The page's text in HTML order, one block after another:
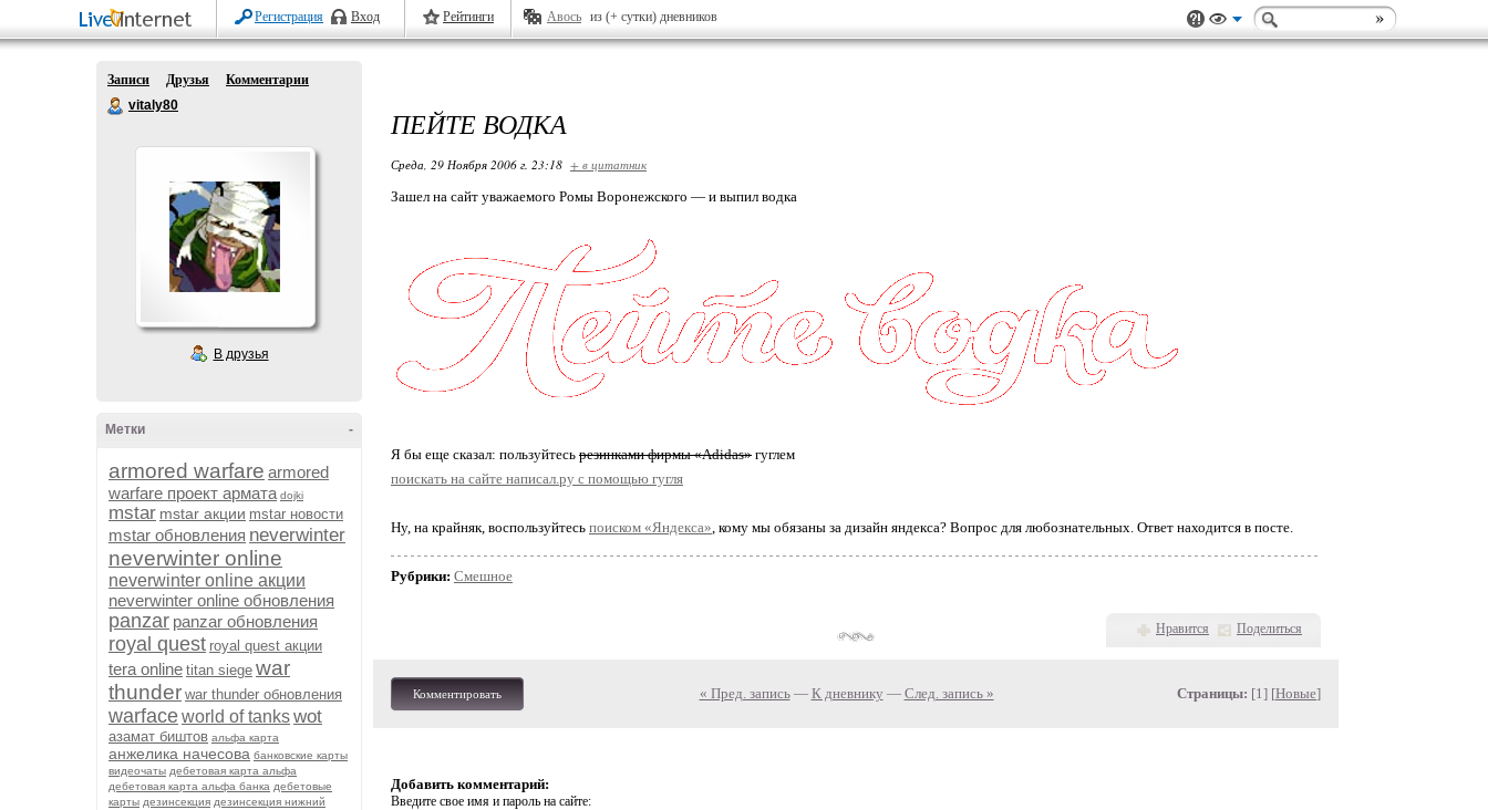
Регистрация Вход Рейтинги Авось из (+ сутки) дневников
Записи Друзья
Комментарии
vitaly80
В друзья
-
Метки
armored warfare armored
warfare проект армата dojki
mstar mstar акции mstar новости
mstar обновления neverwinter
neverwinter online
neverwinter online акции
neverwinter online обновления
panzar panzar обновления
royal quest royal quest акции
tera online titan siege war
thunder war thunder обновления
warfaceworld of tankswot
азамат биштов альфа карта
анжелика начесова банковские карты
видеочаты дебетовая карта альфа
дебетовая карта альфа банка дебетовые
карты дезинсекция дезинсекция нижний
ПЕЙТЕ ВОДКА
Среда, 29 Ноября 2006 г. 23:18 + в цитатник
Зашел на сайт уважаемого Ромы Воронежского — и выпил водка
Я бы еще сказал: пользуйтесь резинками фирмы «Adidas» гуглем
поискать на сайте написал.ру с помощью гугля
Ну, на крайняк, воспользуйтесь поиском «Яндекса», кому мы обязаны за дизайн яндекса? Вопрос для любознательных. Ответ находится в посте.
Рубрики: Смешное
Нравится Поделиться
Комментировать « Пред. запись— К дневнику — След. запись » Страницы: [1] [Новые]
Добавить комментарий:
Введите свое имя и пароль на сайте: